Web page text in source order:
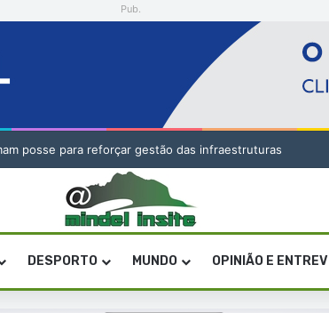
Pub.
posse para reforçar gestão das infraestruturas
DESPORTO MUNDO OPINIÃO E